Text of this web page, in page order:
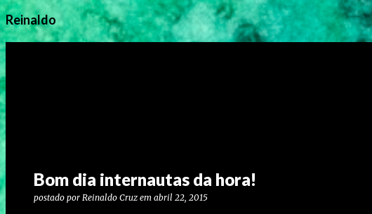
Reinaldo
Bom dia internautas da hora!
postado por Reinaldo Cruz em abril 22, 2015